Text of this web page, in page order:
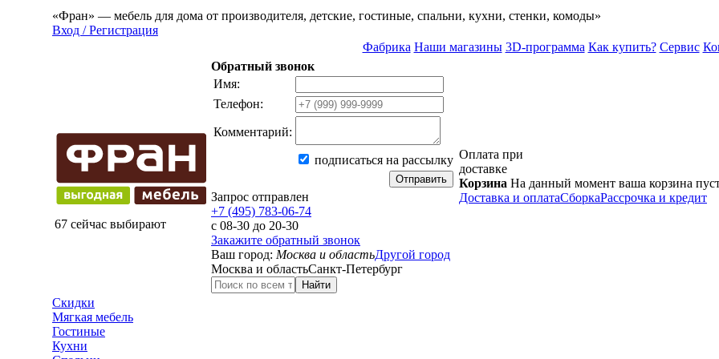
«Фран» — мебель для дома от производителя, детские, гостиные, спальни, кухни, стенки, комоды»
Вход / Регистрация
Фабрика Наши магазины 3D-программа Как купить? Сервис
67 сейчас выбирают
Обратный звонок
Имя:
Телефон:
Комментарий:
подписаться на рассылку
Отправить
Запрос отправлен
+7 (495) 783-06-74
с 08-30 до 20-30
Закажите обратный звонок
Ваш город: Москва и областьДругой город
Москва и областьСанкт-Петербург
Найти
Оплата при
доставке
Корзина На данный момент ваша корзина
Доставка и оплатаСборкаРассрочка и кредит
Скидки
Мягкая мебель
Гостиные
Кухни